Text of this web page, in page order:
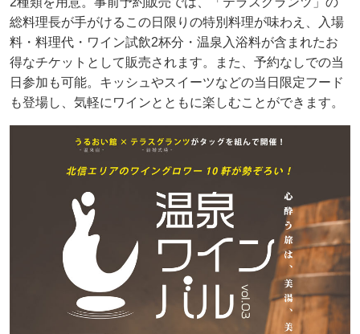
総料理長が手がけるこの日限りの特別料理が味わえ、入場
料・料理代・ワイン試飲2杯分・温泉入浴料が含まれたお
得なチケットとして販売されます。また、予約なしでの当
日参加も可能。キッシュやスイーツなどの当日限定フード
も登場し、気軽にワインとともに楽しむことができます。